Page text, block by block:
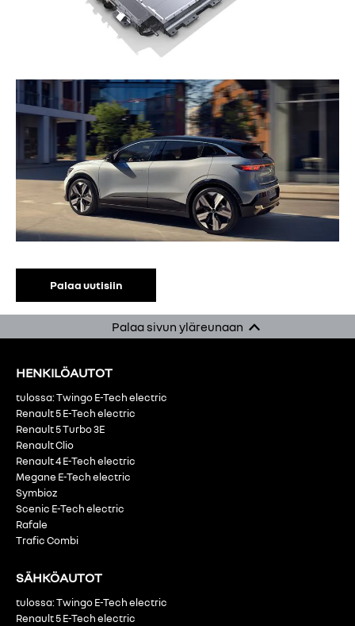
Palaa uutisiin
Palaa sivun yläreunaan
HENKILÖAUTOT
tulossa: Twingo E-Tech electric
Renault 5 E-Tech electric
Renault 5 Turbo 3E
Renault Clio
Renault 4 E-Tech electric
Megane E-Tech electric
Symbioz
Scenic E-Tech electric
Rafale
Trafic Combi
SÄHKÖAUTOT
tulossa: Twingo E-Tech electric
Renault 5 E-Tech electric